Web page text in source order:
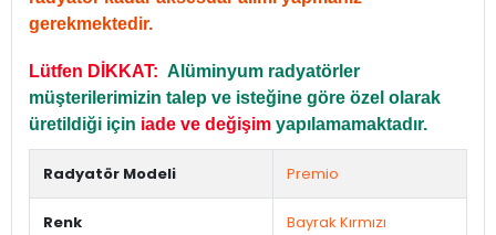
gerekmektedir.
Lütfen DİKKAT: Alüminyum radyatörler
müşterilerimizin talep ve isteğine göre özel olarak
üretildiği için iade ve değişim yapılamamaktadır.
Radyatör Modeli Premio
Renk Bayrak Kırmızı